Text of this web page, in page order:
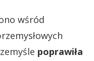
wśród
poprawiła